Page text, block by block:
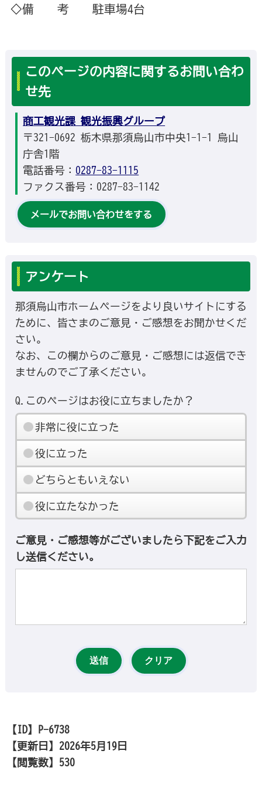
◇備 考 駐車場4台
このページの内容に関するお問い合わ
せ先
商工観光課 観光振興グループ
〒321-0692 栃木県那須烏山市中央1-1-1 烏山
庁舎1階
電話番号： 0287-83-1115
ファクス番号：0287-83-1142
メールでお問い合わせをする
アンケート
那須烏山市ホームページをより良いサイトにする
ために、皆さまのご意見・ご感想をお聞かせくだ
さい。
なお、この欄からのご意見・ご感想には返信でき
ませんのでご了承ください。
Q.このページはお役に立ちましたか？
非常に役に立った
役に立った
どちらともいえない
役に立たなかった
ご意見・ご感想等がございましたら下記をご入力
し送信ください。
【ID】
P-6738
【更新日】 2026年5月19日
【閲覧数】 530